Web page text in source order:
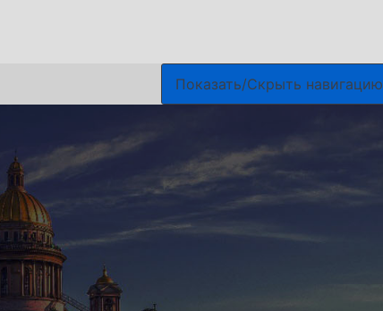
Показать/Скрыть навигацию